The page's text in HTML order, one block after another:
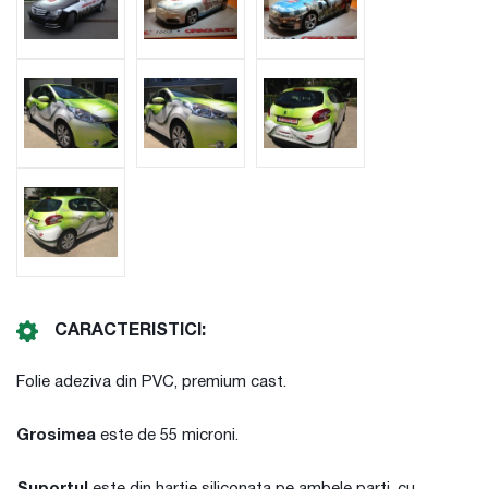
CARACTERISTICI:
Folie adeziva din PVC, premium cast.
Grosimea este de 55 microni.